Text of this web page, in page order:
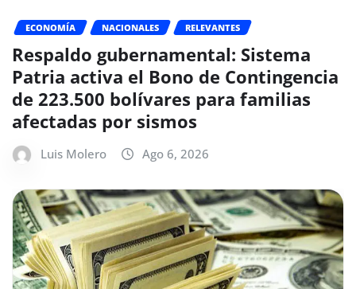
ECONOMÍA NACIONALES RELEVANTES
Respaldo gubernamental: Sistema
Patria activa el Bono de Contingencia
de 223.500 bolívares para familias
afectadas por sismos
Luis Molero Ago 6, 2026